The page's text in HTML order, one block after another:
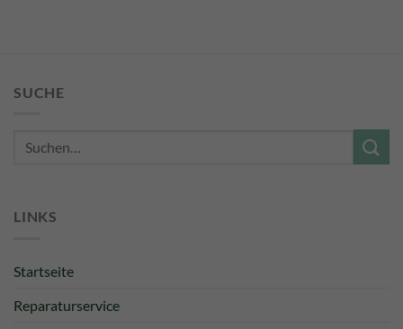
SUCHE
Suche
LINKS
Startseite
Reparaturservice